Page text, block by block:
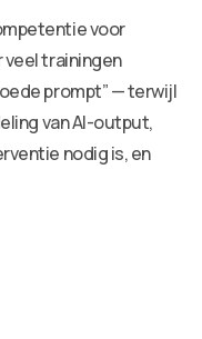
voor
veel trainingen
prompt” — terwijl
van AI-output,
nodig is, en